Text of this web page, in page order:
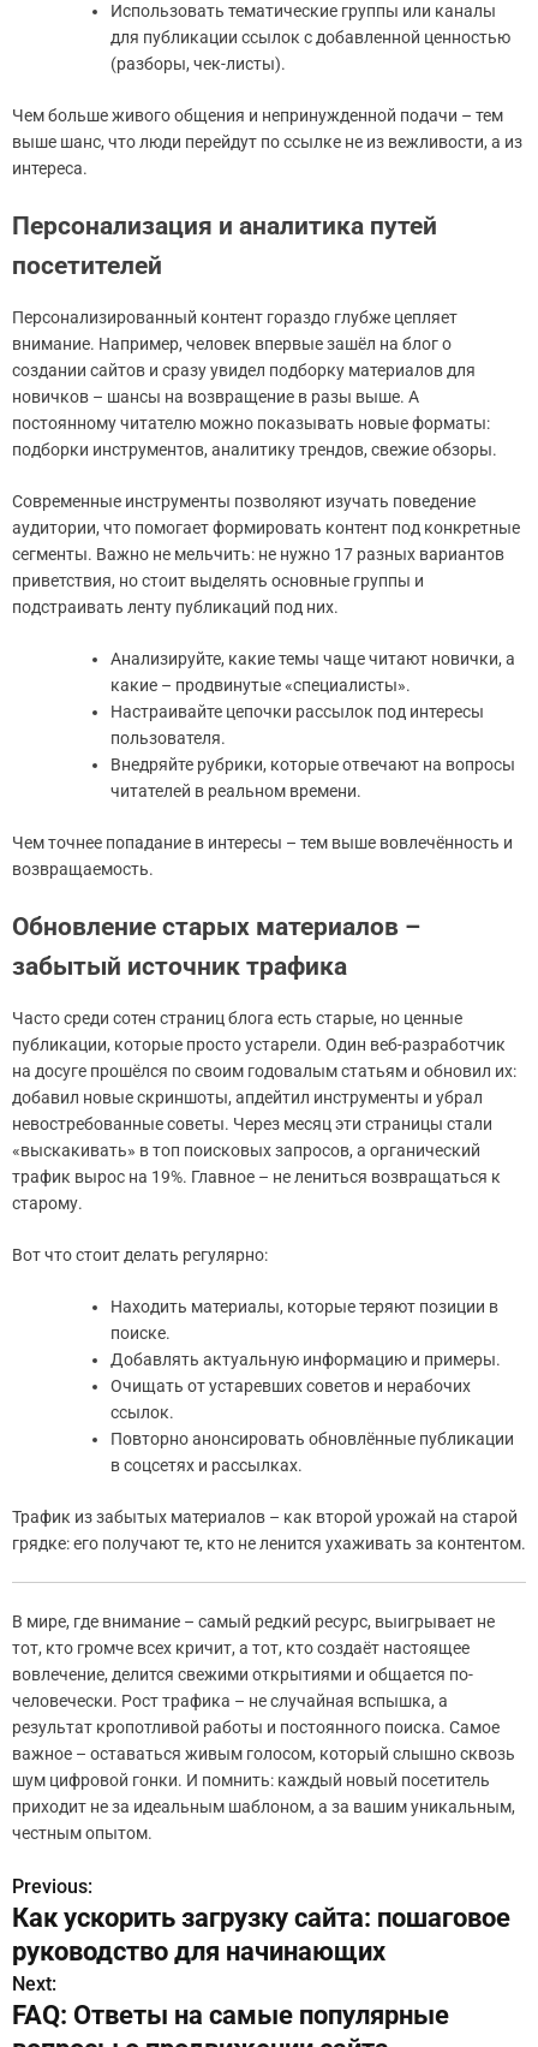
Использовать тематические группы или каналы
для публикации ссылок с добавленной ценностью
(разборы, чек-листы).
Чем больше живого общения и непринужденной подачи – тем
выше шанс, что люди перейдут по ссылке не из вежливости, а из
интереса.
Персонализация и аналитика путей
посетителей
Персонализированный контент гораздо глубже цепляет
внимание. Например, человек впервые зашёл на блог о
создании сайтов и сразу увидел подборку материалов для
новичков – шансы на возвращение в разы выше. А
постоянному читателю можно показывать новые форматы:
подборки инструментов, аналитику трендов, свежие обзоры.
Современные инструменты позволяют изучать поведение
аудитории, что помогает формировать контент под конкретные
сегменты. Важно не мельчить: не нужно 17 разных вариантов
приветствия, но стоит выделять основные группы и
подстраивать ленту публикаций под них.
Анализируйте, какие темы чаще читают новички, а
какие – продвинутые «специалисты».
Настраивайте цепочки рассылок под интересы
пользователя.
Внедряйте рубрики, которые отвечают на вопросы
читателей в реальном времени.
Чем точнее попадание в интересы – тем выше вовлечённость и
возвращаемость.
Обновление старых материалов –
забытый источник трафика
Часто среди сотен страниц блога есть старые, но ценные
публикации, которые просто устарели. Один веб-разработчик
на досуге прошёлся по своим годовалым статьям и обновил их:
добавил новые скриншоты, апдейтил инструменты и убрал
невостребованные советы. Через месяц эти страницы стали
«выскакивать» в топ поисковых запросов, а органический
трафик вырос на 19%. Главное – не лениться возвращаться к
старому.
Вот что стоит делать регулярно:
Находить материалы, которые теряют позиции в
поиске.
Добавлять актуальную информацию и примеры.
Очищать от устаревших советов и нерабочих
ссылок.
Повторно анонсировать обновлённые публикации
в соцсетях и рассылках.
Трафик из забытых материалов – как второй урожай на старой
грядке: его получают те, кто не ленится ухаживать за контентом.
В мире, где внимание – самый редкий ресурс, выигрывает не
тот, кто громче всех кричит, а тот, кто создаёт настоящее
вовлечение, делится свежими открытиями и общается по-
человечески. Рост трафика – не случайная вспышка, а
результат кропотливой работы и постоянного поиска. Самое
важное – оставаться живым голосом, который слышно сквозь
шум цифровой гонки. И помнить: каждый новый посетитель
приходит не за идеальным шаблоном, а за вашим уникальным,
честным опытом.
Н
а
в
и
Previous:
Как ускорить загрузку сайта: пошаговое
руководство для начинающих
Next:
FAQ: Ответы на самые популярные